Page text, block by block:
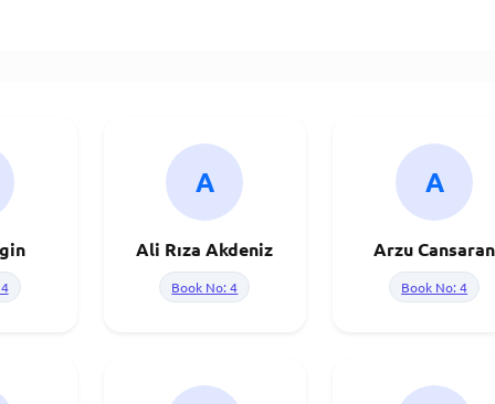
A
Ali Rıza Akdeniz
Book No: 4
A
Arzu Cansaran
Book No: 4